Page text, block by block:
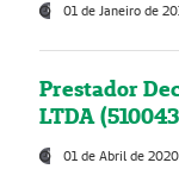
01 de Janeiro de
Prestador
LTDA
01 de Abril de 2020